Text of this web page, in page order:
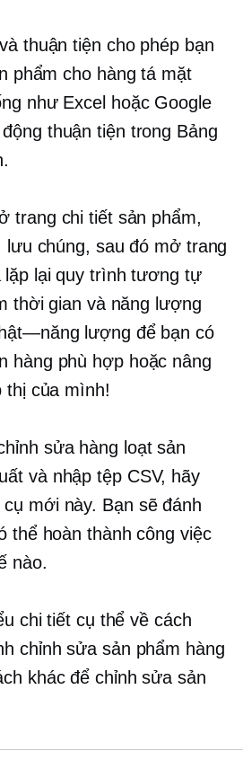
thuận tiện cho phép bạn
phẩm cho hàng tá mặt
như Excel hoặc Google
thuận tiện trong Bảng
trang chi tiết sản phẩm,
lưu chúng, sau đó mở trang
lặp lại quy trình tương tự
thời gian và năng lượng
lượng để bạn có
hàng phù hợp hoặc nâng
thị của mình!
sửa hàng loạt sản
và nhập tệp CSV, hãy
mới này. Bạn sẽ đánh
thể hoàn thành công việc
nào.
chi tiết cụ thể về cách
chỉnh sửa sản phẩm hàng
khác để chỉnh sửa sản